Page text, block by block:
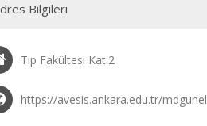
Bilgileri
Tıp Fakültesi Kat:2
https://avesis.ankara.edu.tr/mdgunel